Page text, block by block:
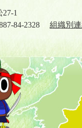
1
84-2328 組織別